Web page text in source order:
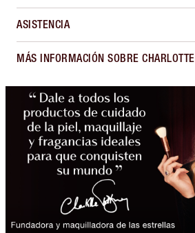
ASISTENCIA
MÁS INFORMACIÓN SOBRE CHARLOTTE